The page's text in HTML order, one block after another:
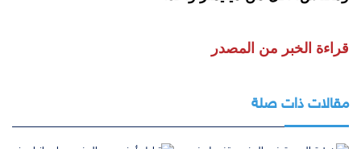
قراءة الخبر من المصدر
مقالات ذات صلة